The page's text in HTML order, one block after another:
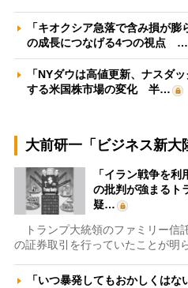
「キオクシア急落で含み損が
の成長につなげる4つの視点 …
「NYダウは高値更新、ナスダ
する米国株市場の変化 半…
大前研一「ビジネス新大
「イラン戦争を
の批判が強まるト
疑…
トランプ大統領のファミリー信
の証券取引を行っていたことが明
「いつ暴発してもおかしくは